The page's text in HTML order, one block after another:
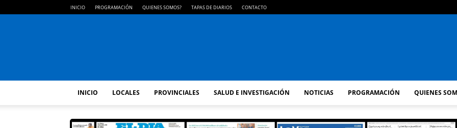
INICIO PROGRAMACIÓN QUIENES SOMOS? TAPAS DE DIARIOS CONTACTO
FM
INICIO LOCALES PROVINCIALES SALUD E INVESTIGACIÓN NOTICIAS PROGRAMACIÓN QUIENES